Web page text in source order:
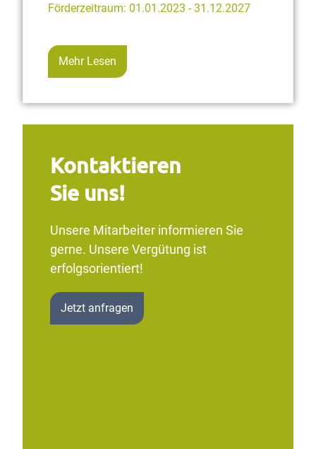
Förderzeitraum: 01.01.2023 - 31.12.2027
Mehr Lesen
Kontaktieren
Sie uns!
Unsere Mitarbeiter informieren Sie
gerne. Unsere Vergütung ist
erfolgsorientiert!
Jetzt anfragen